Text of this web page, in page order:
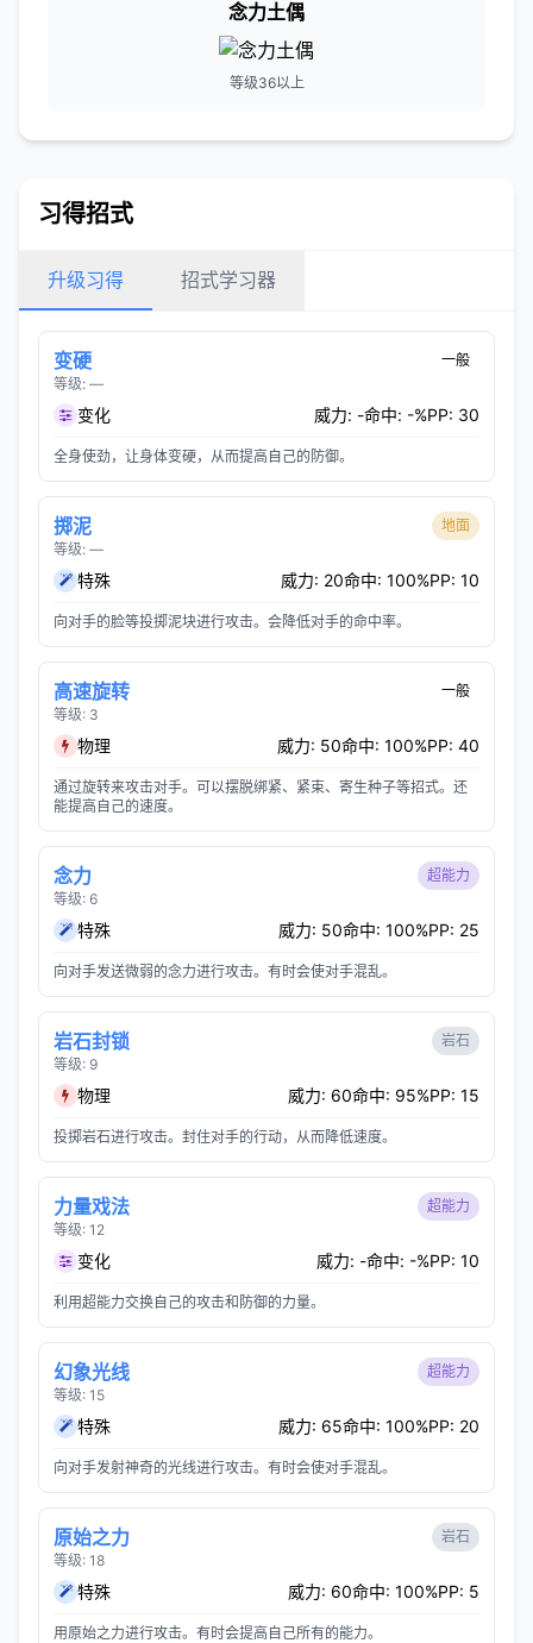
念力土偶
等级36以上
习得招式
升级习得 招式学习器
变硬
等级: —
一般
变化 威力: -命中: -%PP: 30
全身使劲，让身体变硬，从而提高自己的防御。
掷泥
等级: —
地面
特殊 威力: 20命中: 100%PP: 10
向对手的脸等投掷泥块进行攻击。会降低对手的命中率。
高速旋转
等级: 3
一般
物理 威力: 50命中: 100%PP: 40
通过旋转来攻击对手。可以摆脱绑紧、紧束、寄生种子等招式。还
能提高自己的速度。
念力
等级: 6
超能力
特殊 威力: 50命中: 100%PP: 25
向对手发送微弱的念力进行攻击。有时会使对手混乱。
岩石封锁
等级: 9
岩石
物理 威力: 60命中: 95%PP: 15
投掷岩石进行攻击。封住对手的行动，从而降低速度。
力量戏法
等级: 12
超能力
变化 威力: -命中: -%PP: 10
利用超能力交换自己的攻击和防御的力量。
幻象光线
等级: 15
超能力
特殊 威力: 65命中: 100%PP: 20
向对手发射神奇的光线进行攻击。有时会使对手混乱。
原始之力
等级: 18
岩石
特殊 威力: 60命中: 100%PP: 5
用原始之力进行攻击。有时会提高自己所有的能力。